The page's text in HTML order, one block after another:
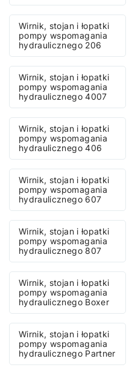
Wirnik, stojan i łopatki
pompy wspomagania
hydraulicznego 206
Wirnik, stojan i łopatki
pompy wspomagania
hydraulicznego 4007
Wirnik, stojan i łopatki
pompy wspomagania
hydraulicznego 406
Wirnik, stojan i łopatki
pompy wspomagania
hydraulicznego 607
Wirnik, stojan i łopatki
pompy wspomagania
hydraulicznego 807
Wirnik, stojan i łopatki
pompy wspomagania
hydraulicznego Boxer
Wirnik, stojan i łopatki
pompy wspomagania
hydraulicznego Partner